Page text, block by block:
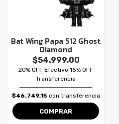
Bat Wing Papa 512 Ghost
Diamond
$54.999,00
20% OFF Efectivo 15% OFF
Transferencia
$46.749,15 con transferencia
COMPRAR